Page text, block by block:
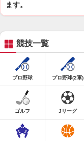
ます。
競技一覧
プロ野球 プロ野球(2軍)
ゴルフ Jリーグ